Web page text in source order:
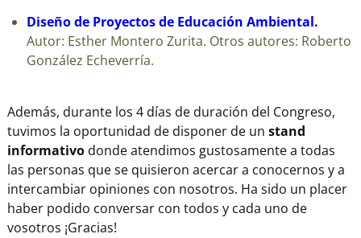
Diseño de Proyectos de Educación Ambiental.
Autor: Esther Montero Zurita. Otros autores: Roberto
González Echeverría.
Además, durante los 4 días de duración del Congreso,
tuvimos la oportunidad de disponer de un stand
informativodonde atendimos gustosamente a todas
las personas que se quisieron acercar a conocernos y a
intercambiar opiniones con nosotros. Ha sido un placer
haber podido conversar con todos y cada uno de
vosotros ¡Gracias!